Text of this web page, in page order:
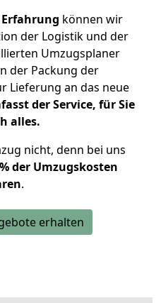
Erfahrung können wir
der Logistik und der
Umzugsplaner
der Packung der
Lieferung an das neue
der Service, für Sie
alles.
nicht, denn bei uns
der Umzugskosten
.
erhalten